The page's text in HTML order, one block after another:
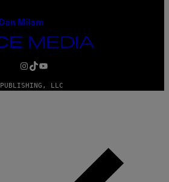
Dan Milam
INSTAGRAM
TIKTOK
YOUTUBE
LLC